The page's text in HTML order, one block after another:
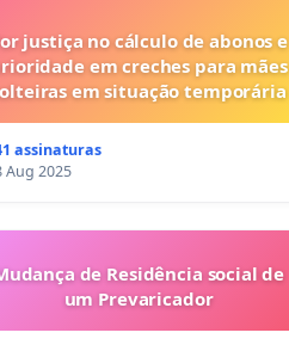
justiça no cálculo de abonos e
em creches para mães
em situação temporária
assinaturas
Aug 2025
de Residência social de
um Prevaricador